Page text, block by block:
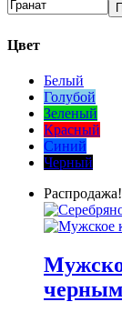
Цвет
Белый
Голубой
Зеленый
Красный
Синий
Черный
Распродажа!